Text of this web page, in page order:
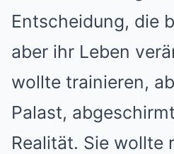
Entscheidung, die
aber ihr Leben
wollte trainieren,
Palast,
Realität. Sie wollte